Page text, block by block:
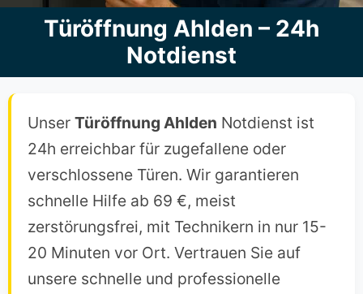
Türöffnung Ahlden – 24h
Notdienst
Unser Türöffnung Ahlden Notdienst ist
24h erreichbar für zugefallene oder
verschlossene Türen. Wir garantieren
schnelle Hilfe ab 69 €, meist
zerstörungsfrei, mit Technikern in nur 15-
20 Minuten vor Ort. Vertrauen Sie auf
unsere schnelle und professionelle